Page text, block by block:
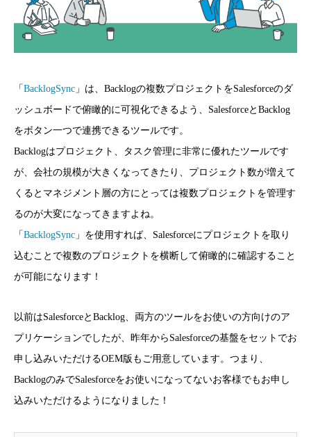
「 BacklogSync 」は、Backlogの複数プロジェクトをSalesforceのダ
ッシュボードで俯瞰的に可視化できるよう、SalesforceとBacklog
をボタン一つで連携できるツールです。
Backlogはプロジェクト、タスク管理に非常に優れたツールです
が、会社の規模が大きくなってきたり、プロジェクト数が増えて
くるとマネジメント層の方にとっては複数プロジェクトを管理す
るのが大変になってきますよね。
「 BacklogSync 」を使用すれば、Salesforceにプロジェクトを取り
込むことで複数のプロジェクトを横断して俯瞰的に確認すること
が可能になります！
以前はSalesforceとBacklog、両方のツールをお使いの方向けのア
プリケーションでしたが、昨年からSalesforceの基盤をセットでお
申し込みいただけるOEM版もご用意しています。つまり、
BacklogのみでSalesforceをお使いになってないお客様でもお申し
込みいただけるようになりました！